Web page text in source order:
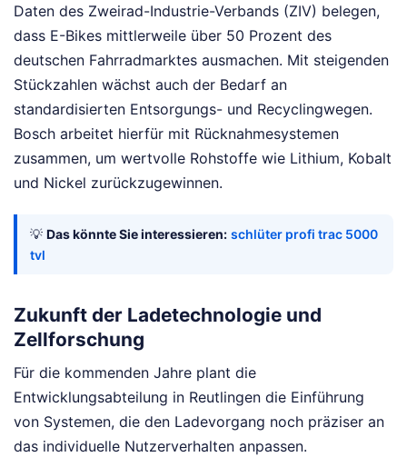
Daten des Zweirad-Industrie-Verbands (ZIV) belegen,
dass E-Bikes mittlerweile über 50 Prozent des
deutschen Fahrradmarktes ausmachen. Mit steigenden
Stückzahlen wächst auch der Bedarf an
standardisierten Entsorgungs- und Recyclingwegen.
Bosch arbeitet hierfür mit Rücknahmesystemen
zusammen, um wertvolle Rohstoffe wie Lithium, Kobalt
und Nickel zurückzugewinnen.
💡 Das könnte Sie interessieren: schlüter profi trac 5000
tvl
Zukunft der Ladetechnologie und
Zellforschung
Für die kommenden Jahre plant die
Entwicklungsabteilung in Reutlingen die Einführung
von Systemen, die den Ladevorgang noch präziser an
das individuelle Nutzerverhalten anpassen.